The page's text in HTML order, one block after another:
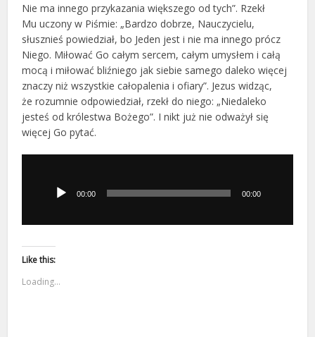
Nie ma innego przykazania większego od tych”. Rzekł
Mu uczony w Piśmie: „Bardzo dobrze, Nauczycielu,
słusznieś powiedział, bo Jeden jest i nie ma innego prócz
Niego. Miłować Go całym sercem, całym umysłem i całą
mocą i miłować bliźniego jak siebie samego daleko więcej
znaczy niż wszystkie całopalenia i ofiary”. Jezus widząc,
że rozumnie odpowiedział, rzekł do niego: „Niedaleko
jesteś od królestwa Bożego”. I nikt już nie odważył się
więcej Go pytać.
dźwiękowych00:00 00:00
Like this:
Loading...